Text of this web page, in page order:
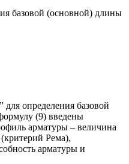
базовой (основной) длины
для определения базовой
(9) введены
арматуры – величина
Рема),
арматуры и